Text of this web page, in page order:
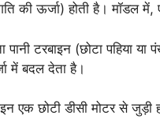
की ऊर्जा) होती है। मॉडल
पानी टरबाइन (छोटा पहिया
में बदल देता है।
एक छोटी डीसी मोटर से